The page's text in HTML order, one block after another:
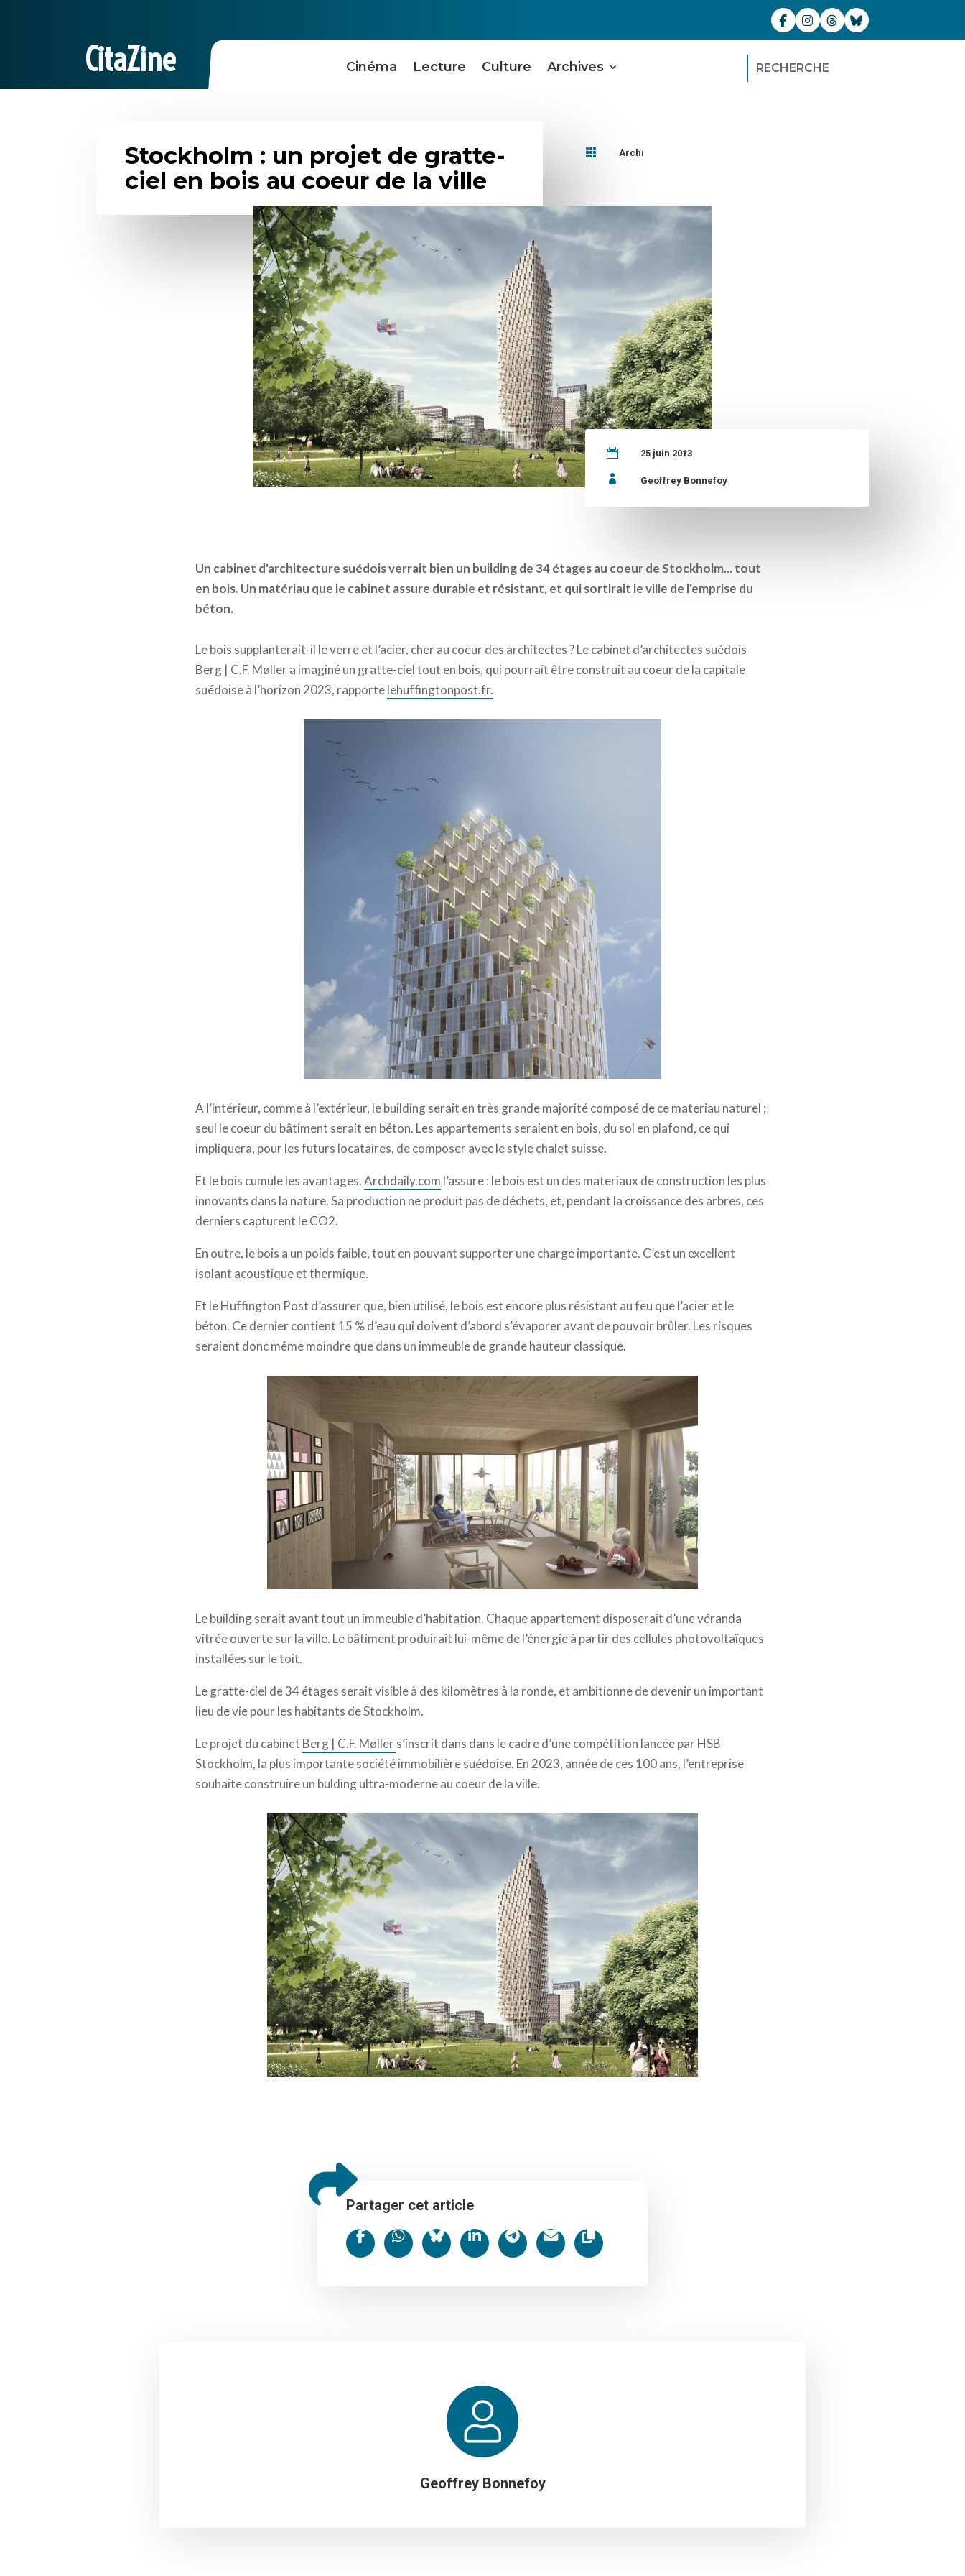
CitaZine Cinéma Lecture Culture Archives RECHERCHE
Stockholm : un projet de gratte-
ciel en bois au coeur de la ville
 Archi
 25 juin 2013
 Geoffrey Bonnefoy
Un cabinet d'architecture suédois verrait bien un building de 34 étages au coeur de Stockholm... tout
en bois. Un matériau que le cabinet assure durable et résistant, et qui sortirait le ville de l'emprise du
béton.
Le bois supplanterait-il le verre et l’acier, cher au coeur des architectes ? Le cabinet d’architectes suédois
Berg | C.F. Møller a imaginé un gratte-ciel tout en bois, qui pourrait être construit au coeur de la capitale
suédoise à l’horizon 2023, rapportelehuffingtonpost.fr.
A l’intérieur, comme à l’extérieur, le building serait en très grande majorité composé de ce materiau naturel ;
seul le coeur du bâtiment serait en béton. Les appartements seraient en bois, du sol en plafond, ce qui
impliquera, pour les futurs locataires, de composer avec le style chalet suisse.
Et le bois cumule les avantages.Archdaily.com l’assure : le bois est un des materiaux de construction les plus
innovants dans la nature. Sa production ne produit pas de déchets, et, pendant la croissance des arbres, ces
derniers capturent le CO2.
En outre, le bois a un poids faible, tout en pouvant supporter une charge importante. C’est un excellent
isolant acoustique et thermique.
Et le Huffington Post d’assurer que, bien utilisé, le bois est encore plus résistant au feu que l’acier et le
béton. Ce dernier contient 15 % d’eau qui doivent d’abord s’évaporer avant de pouvoir brûler. Les risques
seraient donc même moindre que dans un immeuble de grande hauteur classique.
Le building serait avant tout un immeuble d’habitation. Chaque appartement disposerait d’une véranda
vitrée ouverte sur la ville. Le bâtiment produirait lui-même de l’énergie à partir des cellules photovoltaïques
installées sur le toit.
Le gratte-ciel de 34 étages serait visible à des kilomètres à la ronde, et ambitionne de devenir un important
lieu de vie pour les habitants de Stockholm.
Le projet du cabinet Berg | C.F. Møllers’inscrit dans dans le cadre d’une compétition lancée par HSB
Stockholm, la plus importante société immobilière suédoise. En 2023, année de ces 100 ans, l’entreprise
souhaite construire un bulding ultra-moderne au coeur de la ville.
Partager cet article
Geoffrey Bonnefoy